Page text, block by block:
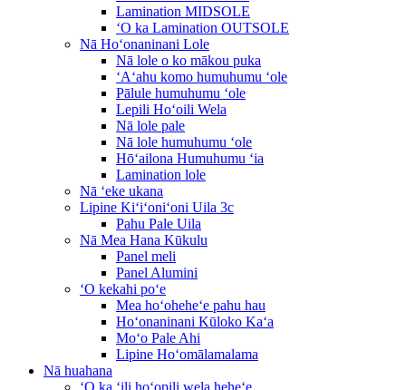
Lamination MIDSOLE
ʻO ka Lamination OUTSOLE
Nā Hoʻonaninani Lole
Nā lole o ko mākou puka
ʻAʻahu komo humuhumu ʻole
Pālule humuhumu ʻole
Lepili Hoʻoili Wela
Nā lole pale
Nā lole humuhumu ʻole
Hōʻailona Humuhumu ʻia
Lamination lole
Nā ʻeke ukana
Lipine Kiʻiʻoniʻoni Uila 3c
Pahu Pale Uila
Nā Mea Hana Kūkulu
Panel meli
Panel Alumini
ʻO kekahi poʻe
Mea hoʻoheheʻe pahu hau
Hoʻonaninani Kūloko Kaʻa
Moʻo Pale Ahi
Lipine Hoʻomālamalama
Nā huahana
ʻO ka ʻili hoʻopili wela heheʻe